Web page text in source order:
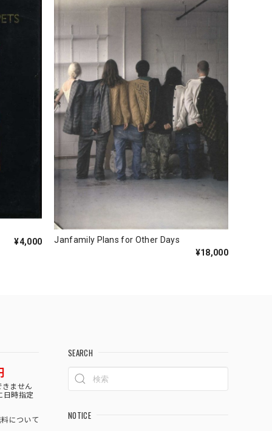
¥4,000
Janfamily Plans for Other Days
¥18,000
きません
日時指定
について
SEARCH
NOTICE